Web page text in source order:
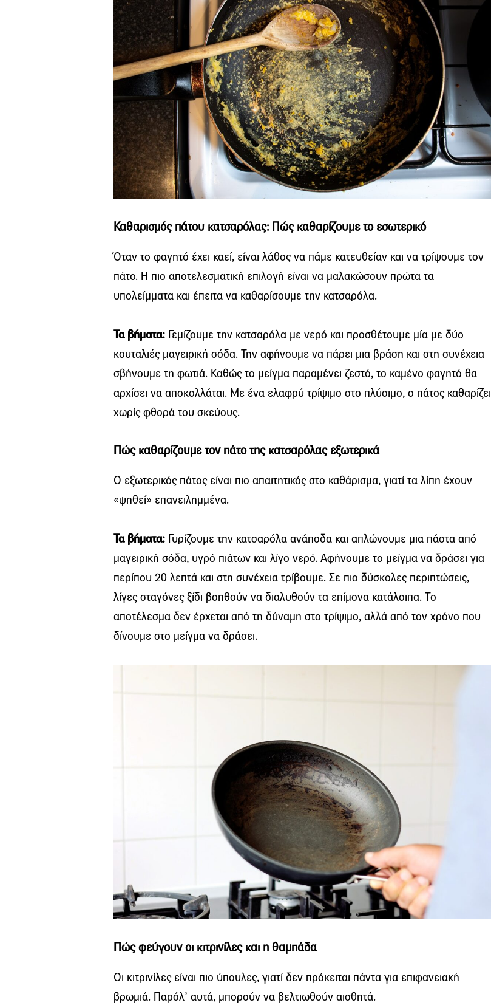
Καθαρισμός πάτου κατσαρόλας: Πώς καθαρίζουμε το εσωτερικό
Όταν το φαγητό έχει καεί, είναι λάθος να πάμε κατευθείαν και να τρίψουμε τον
πάτο. Η πιο αποτελεσματική επιλογή είναι να μαλακώσουν πρώτα τα
υπολείμματα και έπειτα να καθαρίσουμε την κατσαρόλα.
Τα βήματα: Γεμίζουμε την κατσαρόλα με νερό και προσθέτουμε μία με δύο
κουταλιές μαγειρική σόδα. Την αφήνουμε να πάρει μια βράση και στη συνέχεια
σβήνουμε τη φωτιά. Καθώς το μείγμα παραμένει ζεστό, το καμένο φαγητό θα
αρχίσει να αποκολλάται. Με ένα ελαφρύ τρίψιμο στο πλύσιμο, ο πάτος καθαρίζει
χωρίς φθορά του σκεύους.
Πώς καθαρίζουμε τον πάτο της κατσαρόλας εξωτερικά
Ο εξωτερικός πάτος είναι πιο απαιτητικός στο καθάρισμα, γιατί τα λίπη έχουν
«ψηθεί» επανειλημμένα.
Τα βήματα: Γυρίζουμε την κατσαρόλα ανάποδα και απλώνουμε μια πάστα από
μαγειρική σόδα, υγρό πιάτων και λίγο νερό. Αφήνουμε το μείγμα να δράσει για
περίπου 20 λεπτά και στη συνέχεια τρίβουμε. Σε πιο δύσκολες περιπτώσεις,
λίγες σταγόνες ξίδι βοηθούν να διαλυθούν τα επίμονα κατάλοιπα. Το
αποτέλεσμα δεν έρχεται από τη δύναμη στο τρίψιμο, αλλά από τον χρόνο που
δίνουμε στο μείγμα να δράσει.
Πώς φεύγουν οι κιτρινίλες και η θαμπάδα
Οι κιτρινίλες είναι πιο ύπουλες, γιατί δεν πρόκειται πάντα για επιφανειακή
βρωμιά. Παρόλ’ αυτά, μπορούν να βελτιωθούν αισθητά.